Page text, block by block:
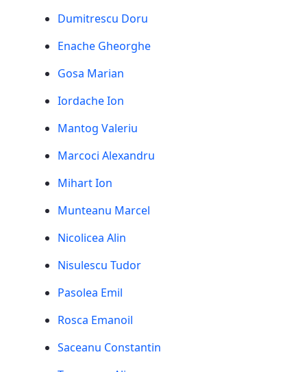
Dumitrescu Doru
Enache Gheorghe
Gosa Marian
Iordache Ion
Mantog Valeriu
Marcoci Alexandru
Mihart Ion
Munteanu Marcel
Nicolicea Alin
Nisulescu Tudor
Pasolea Emil
Rosca Emanoil
Saceanu Constantin